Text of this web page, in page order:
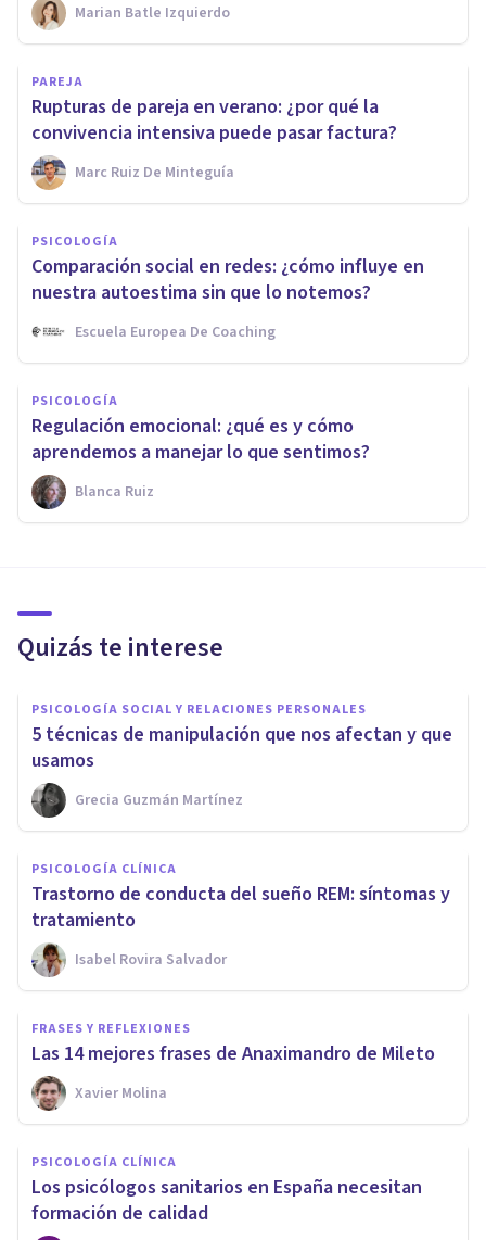
Marian Batle Izquierdo
PAREJA
Rupturas de pareja en verano: ¿por qué la
convivencia intensiva puede pasar factura?
Marc Ruiz De Minteguía
PSICOLOGÍA
Comparación social en redes: ¿cómo influye en
nuestra autoestima sin que lo notemos?
Escuela Europea De Coaching
PSICOLOGÍA
Regulación emocional: ¿qué es y cómo
aprendemos a manejar lo que sentimos?
Blanca Ruiz
Quizás te interese
PSICOLOGÍA SOCIAL Y RELACIONES PERSONALES
5 técnicas de manipulación que nos afectan y que
usamos
Grecia Guzmán Martínez
PSICOLOGÍA CLÍNICA
Trastorno de conducta del sueño REM: síntomas y
tratamiento
Isabel Rovira Salvador
FRASES Y REFLEXIONES
Las 14 mejores frases de Anaximandro de Mileto
Xavier Molina
PSICOLOGÍA CLÍNICA
Los psicólogos sanitarios en España necesitan
formación de calidad